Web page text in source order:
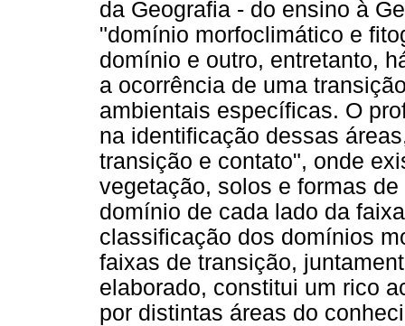
da Geografia - do ensino à
"domínio morfoclimático e
domínio e outro, entretanto,
a ocorrência de uma
ambientais específicas. O
na identificação dessas
transição e contato", onde
vegetação, solos e formas
domínio de cada lado da
classificação dos domínios
faixas de transição,
elaborado, constitui um rico
por distintas áreas do